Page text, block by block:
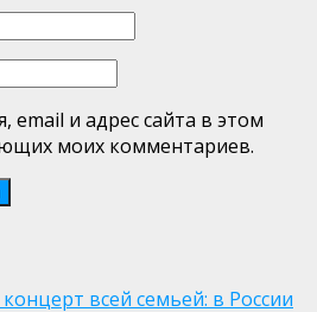
email и адрес сайта в этом
моих комментариев.
всей семьей: в России